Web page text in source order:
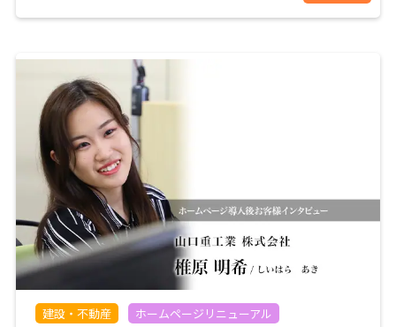
建設・不動産
ホームページリニューアル